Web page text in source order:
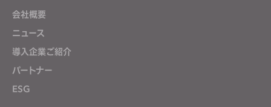
会社概要
ニュース
導入企業ご紹介
パートナー
ESG